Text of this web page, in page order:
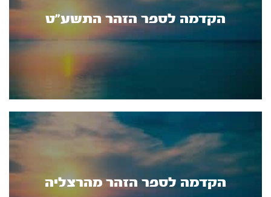
הקדמה לספר הזהר התשע"ט
הקדמה לספר הזהר מהרצליה